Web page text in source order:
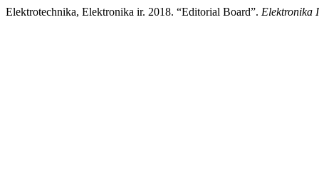
Elektrotechnika, Elektronika ir. 2018. “Editorial Board”. Elektronika